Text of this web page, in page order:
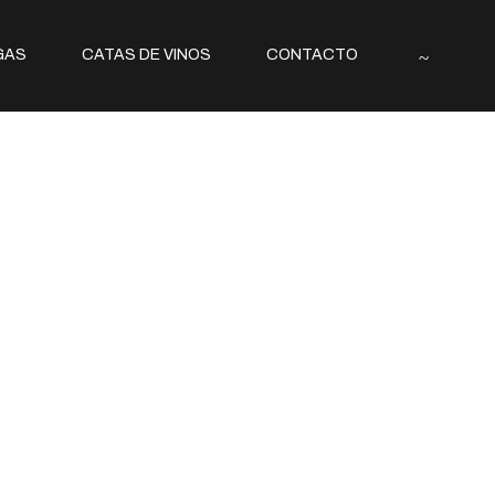
CATAS DE VINOS CONTACTO